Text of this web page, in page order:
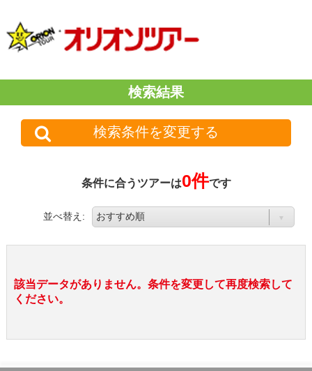
検索結果
検索条件を変更する
条件に合うツアーは0件です
並べ替え:
該当データがありません。条件を変更して再度検索して
ください。